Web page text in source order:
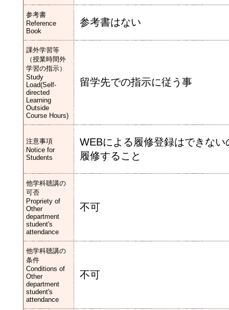
参考書
Reference
Book
参考書はない
課外学習等
（授業時間外
学習の指示）
Study
Load(Self-
directed
Learning
Outside
Course Hours)
留学先での指示に従う事
注意事項
Notice for
Students
WEBによる履修登録はできな
履修すること
他学科聴講の
可否
Propriety of
Other
department
student's
attendance
不可
他学科聴講の
条件
Conditions of
Other
department
student's
attendance
不可